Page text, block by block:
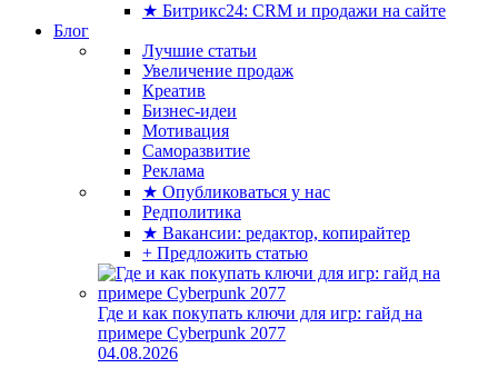
★ Битрикс24: CRM и продажи на сайте
Блог
Лучшие статьи
Увеличение продаж
Креатив
Бизнес-идеи
Мотивация
Саморазвитие
Реклама
★ Опубликоваться у нас
Редполитика
★ Вакансии: редактор, копирайтер
+ Предложить статью
Где и как покупать ключи для игр: гайд на
примере Cyberpunk 2077
04.08.2026